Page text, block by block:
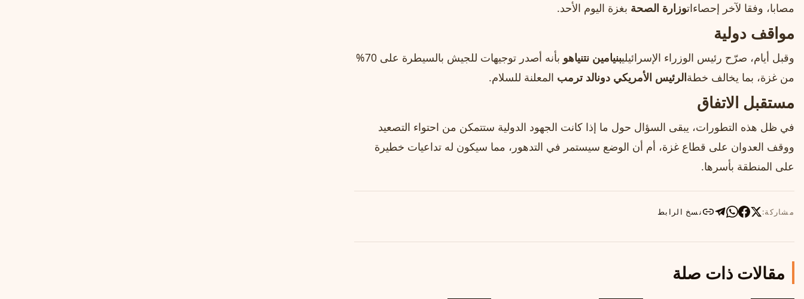
مصابا، وفقا لآخر إحصاءاتوزارة الصحة بغزة اليوم الأحد.
مواقف دولية
وقبل أيام، صرّح رئيس الوزراء الإسرائيليبنيامين نتنياهو
بأنه أصدر توجيهات للجيش بالسيطرة على 70%
من غزة، بما يخالف خطةالرئيس الأمريكي دونالد ترمب المعلنة للسلام.
مستقبل الاتفاق
في ظل هذه التطورات، يبقى السؤال حول ما إذا كانت الجهود الدولية ستتمكن من احتواء التصعيد
ووقف العدوان على قطاع غزة، أم أن الوضع سيستمر في التدهور، مما سيكون له تداعيات خطيرة
على المنطقة بأسرها.
مشاركة: نسخ الرابط
مقالات ذات صلة